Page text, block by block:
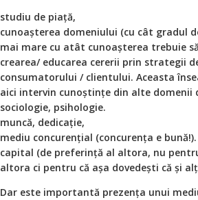
studiu de piață,
cunoașterea domeniului (cu cât gradul
mai mare cu atât cunoașterea trebuie
crearea/ educarea cererii prin strategii
consumatorului / clientului. Aceasta
aici intervin cunoștințe din alte domenii
sociologie, psihologie.
muncă, dedicație,
mediu concurențial (concurența e bună!).
capital (de preferință al altora, nu
altora ci pentru că așa dovedești că și
Dar este importantă prezența unui